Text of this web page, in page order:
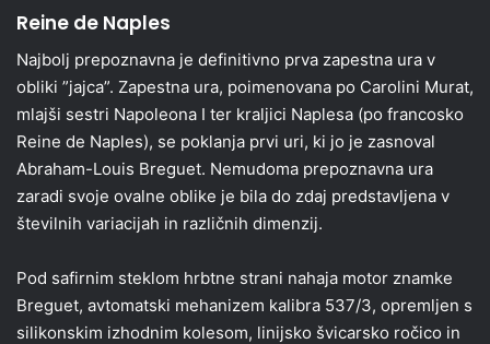
Reine de Naples
Najbolj prepoznavna je definitivno prva zapestna ura v
obliki ”jajca”. Zapestna ura, poimenovana po Carolini Murat,
mlajši sestri Napoleona I ter kraljici Naplesa (po francosko
Reine de Naples), se poklanja prvi uri, ki jo je zasnoval
Abraham-Louis Breguet. Nemudoma prepoznavna ura
zaradi svoje ovalne oblike je bila do zdaj predstavljena v
številnih variacijah in različnih dimenzij.
Pod safirnim steklom hrbtne strani nahaja motor znamke
Breguet, avtomatski mehanizem kalibra 537/3, opremljen s
silikonskim izhodnim kolesom, linijsko švicarsko ročico in